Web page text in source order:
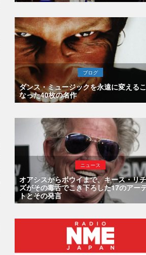
ブログ
ダンス・ミュージックを永遠に変える
なった40枚の名作
ニュース
オアシスからボウイまで、キース・リ
ズがその毒舌でこき下ろした17のアー
トとその発言